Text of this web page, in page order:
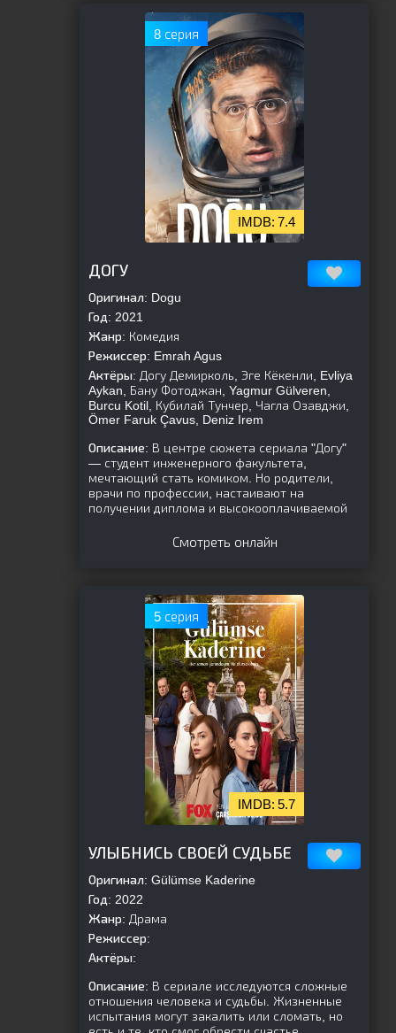
8 серия
7.4
ДОГУ
Оригинал: Dogu
Год: 2021
Жанр: Комедия
Режиссер: Emrah Agus
Актёры: Догу Демирколь, Эге Кёкенли, Evliya
Aykan, Бану Фотоджан, Yagmur Gülveren,
Burcu Kotil, Кубилай Тунчер, Чагла Озавджи,
Ömer Faruk Çavus, Deniz Irem
Описание: В центре сюжета сериала "Догу"
— студент инженерного факультета,
мечтающий стать комиком. Но родители,
врачи по профессии, настаивают на
получении диплома и высокооплачиваемой
Смотреть онлайн
5 серия
5.7
УЛЫБНИСЬ СВОЕЙ СУДЬБЕ
Оригинал: Gülümse Kaderine
Год: 2022
Жанр: Драма
Режиссер:
Актёры:
Описание: В сериале исследуются сложные
отношения человека и судьбы. Жизненные
испытания могут закалить или сломать, но